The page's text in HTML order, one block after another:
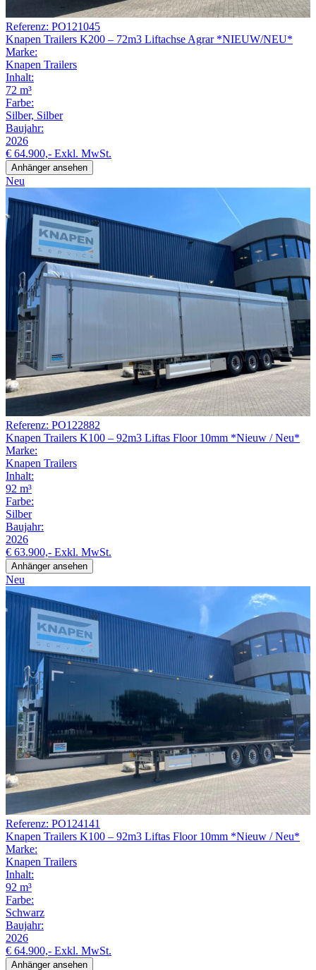
Referenz: PO121045
Knapen Trailers K200 – 72m3 Liftachse Agrar *NIEUW/NEU*
Marke:
Knapen Trailers
Inhalt:
72 m³
Farbe:
Silber, Silber
Baujahr:
2026
€ 64.900,- Exkl. MwSt.
Anhänger ansehen
Neu
Referenz: PO122882
Knapen Trailers K100 – 92m3 Liftas Floor 10mm *Nieuw / Neu*
Marke:
Knapen Trailers
Inhalt:
92 m³
Farbe:
Silber
Baujahr:
2026
€ 63.900,- Exkl. MwSt.
Anhänger ansehen
Neu
Referenz: PO124141
Knapen Trailers K100 – 92m3 Liftas Floor 10mm *Nieuw / Neu*
Marke:
Knapen Trailers
Inhalt:
92 m³
Farbe:
Schwarz
Baujahr:
2026
€ 64.900,- Exkl. MwSt.
Anhänger ansehen